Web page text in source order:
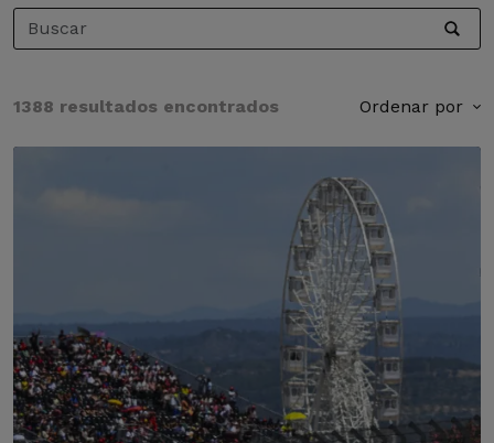
1388 resultados encontrados Ordenar por